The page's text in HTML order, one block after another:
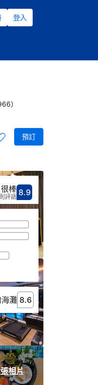
登入
）
預訂
相片
分數8.9分
8.9評比很棒
很棒
評語
8.6
8.6 附近人氣好評的海灘
灘